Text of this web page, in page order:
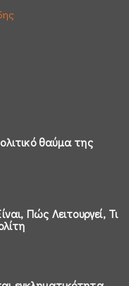
θαύμα της
Πώς Λειτουργεί, Τι